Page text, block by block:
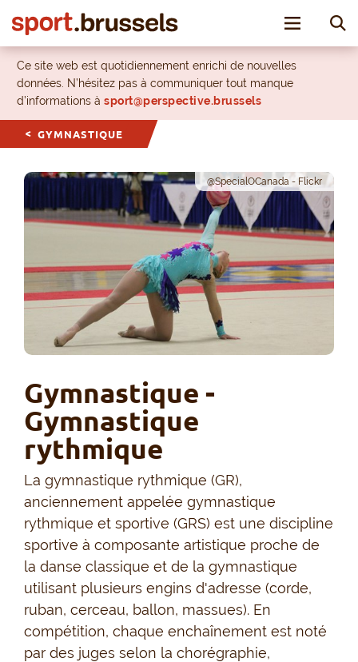
Toggle
Ce site web est quotidiennement enrichi de nouvelles
données. N’hésitez pas à communiquer tout manque
d’informations à sport@perspective.brussels
GYMNASTIQUE
@SpecialOCanada - Flickr
Gymnastique -
Gymnastique
rythmique
La gymnastique rythmique (GR),
anciennement appelée gymnastique
rythmique et sportive (GRS) est une discipline
sportive à composante artistique proche de
la danse classique et de la gymnastique
utilisant plusieurs engins d'adresse (corde,
ruban, cerceau, ballon, massues). En
compétition, chaque enchaînement est noté
par des juges selon la chorégraphie,